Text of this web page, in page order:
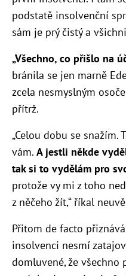
podstatě insolvenční
sám je prý čistý a
„Všechno, co přišlo na
bránila se jen marně
zcela nesmyslným
přítrž.
„Celou dobu se snažím.
vám. A jestli někde
tak si to vydělám pro
protože vy mi z toho
z něčeho žít,“ říkal
Přitom de facto
insolvenci nesmí
domluvené, že